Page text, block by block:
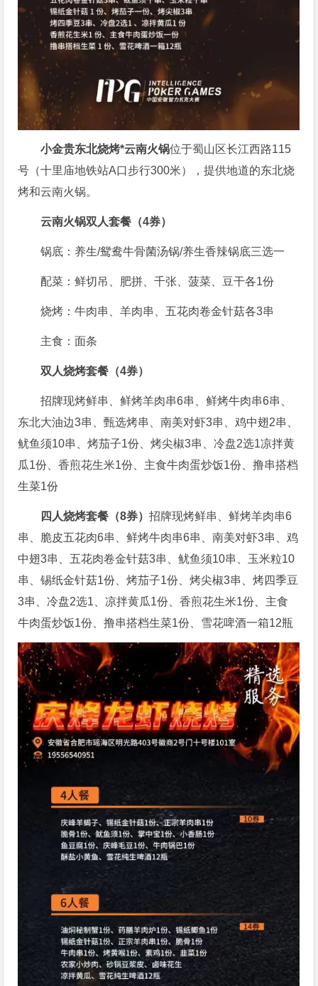
小金贵东北烧烤*云南火锅位于蜀山区长江西路115
号（十里庙地铁站A口步行300米），提供地道的东北烧
烤和云南火锅。
云南火锅双人套餐（4券）
锅底：养生/鸳鸯牛骨菌汤锅/养生香辣锅底三选一
配菜：鲜切吊、肥拼、千张、菠菜、豆干各1份
烧烤：牛肉串、羊肉串、五花肉卷金针菇各3串
主食：面条
双人烧烤套餐（4券）
招牌现烤鲜串、鲜烤羊肉串6串、鲜烤牛肉串6串、
东北大油边3串、甄选烤串、南美对虾3串、鸡中翅2串、
鱿鱼须10串、烤茄子1份、烤尖椒3串、冷盘2选1凉拌黄
瓜1份、香煎花生米1份、主食牛肉蛋炒饭1份、撸串搭档
生菜1份
四人烧烤套餐（8券）招牌现烤鲜串、鲜烤羊肉串6
串、脆皮五花肉6串、鲜烤牛肉串6串、南美对虾3串、鸡
中翅3串、五花肉卷金针菇3串、鱿鱼须10串、玉米粒10
串、锡纸金针菇1份、烤茄子1份、烤尖椒3串、烤四季豆
3串、冷盘2选1、凉拌黄瓜1份、香煎花生米1份、主食
牛肉蛋炒饭1份、撸串搭档生菜1份、雪花啤酒一箱12瓶